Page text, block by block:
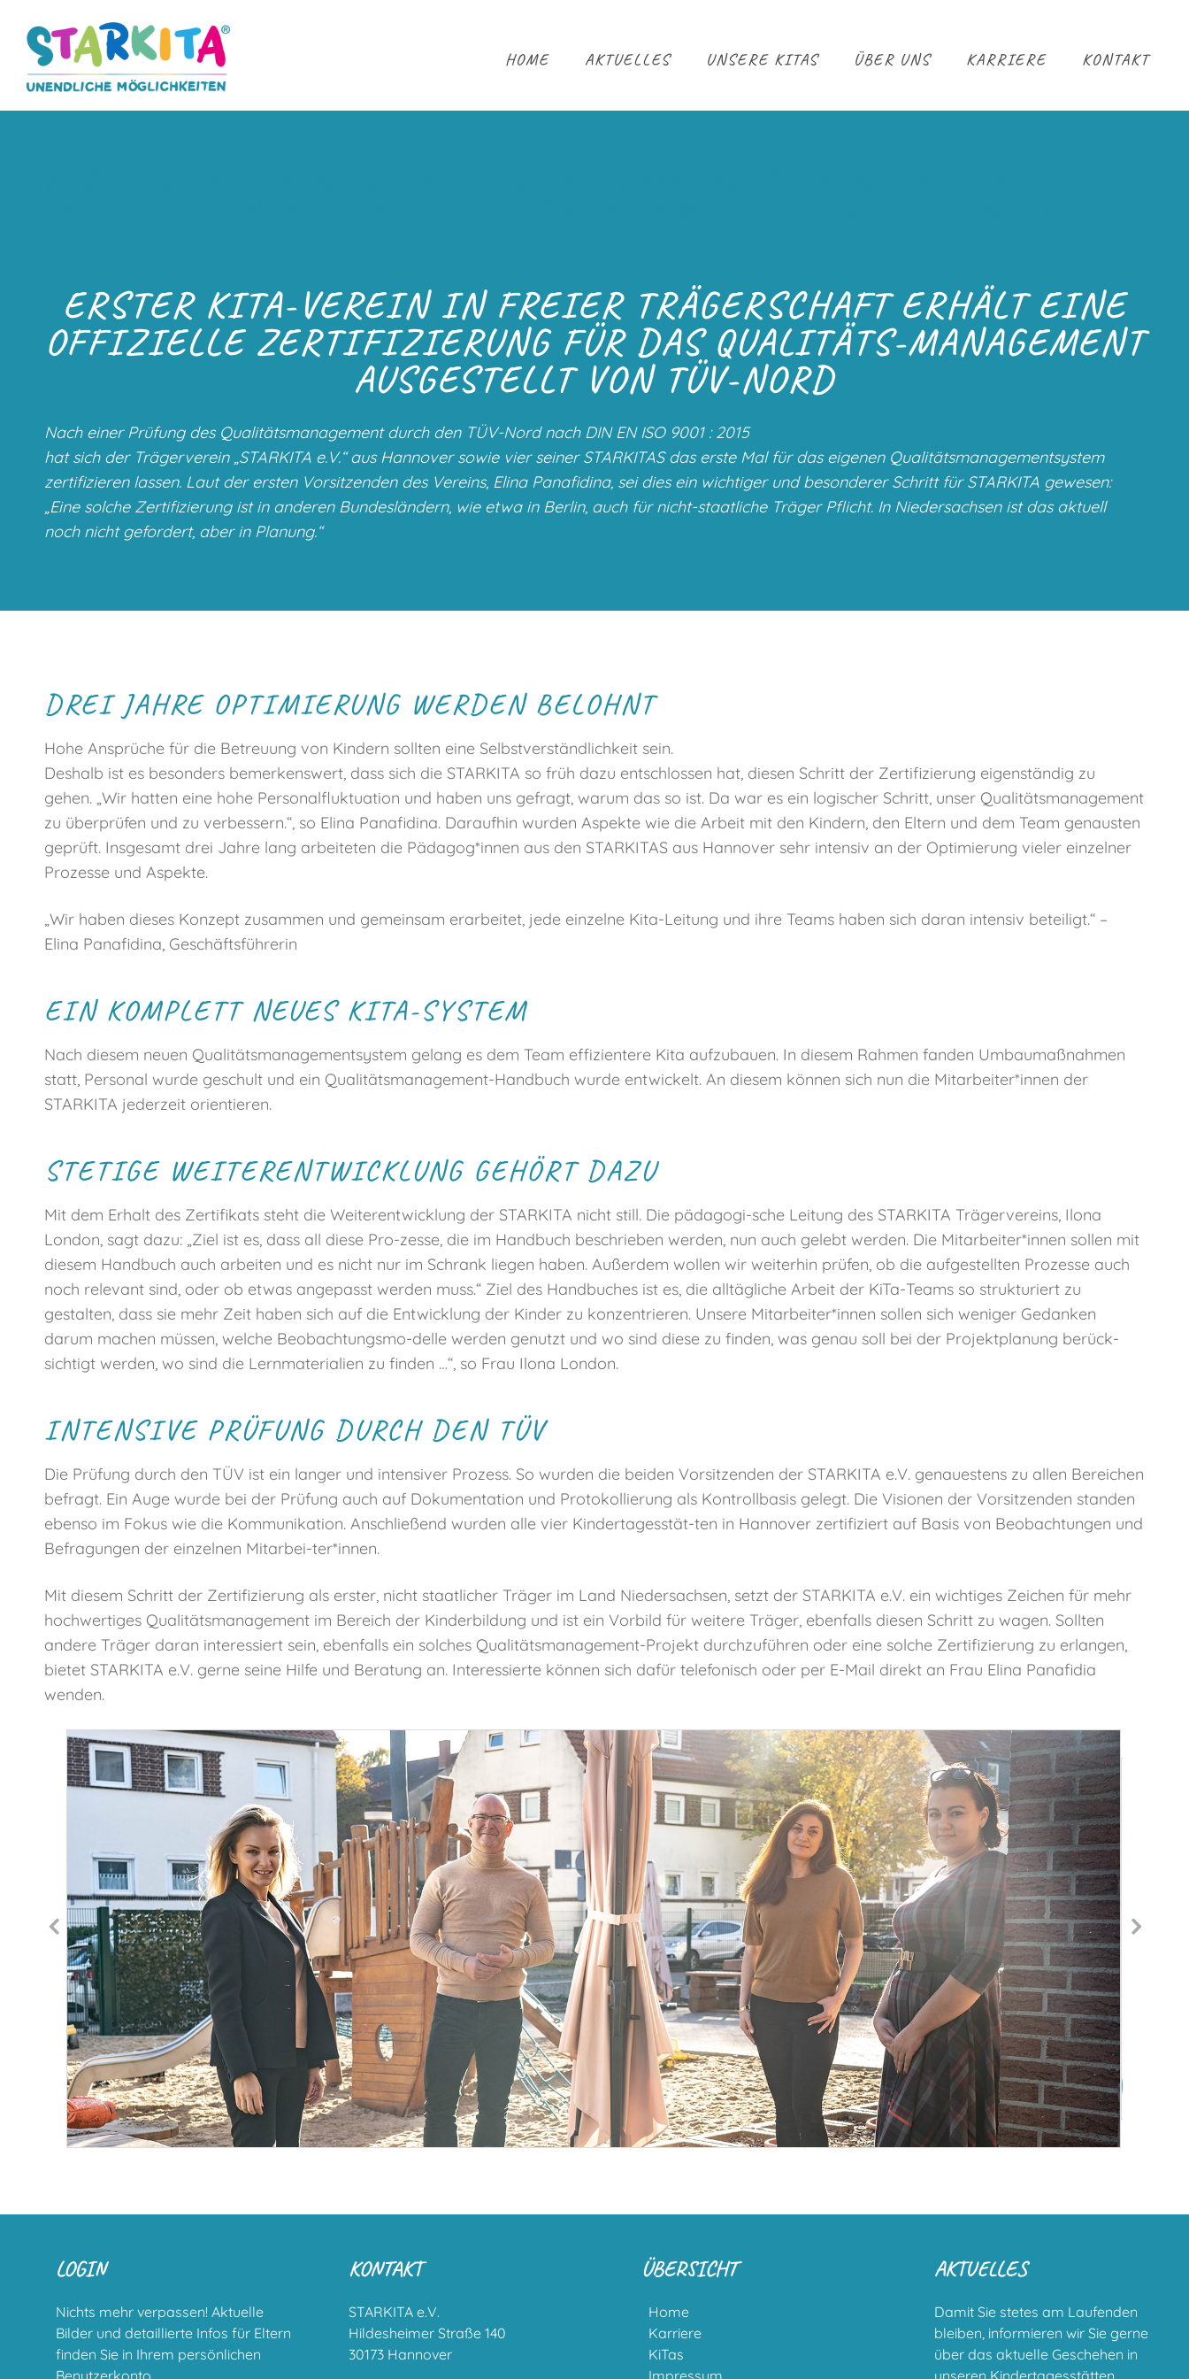
HOME AKTUELLES UNSERE KITAS ÜBER UNS KARRIERE KONTAKT
ERSTER KITA-VEREIN IN FREIER TRÄGERSCHAFT ERHÄLT EINE
OFFIZIELLE ZERTIFIZIERUNG FÜR DAS QUALITÄTS-MANAGEMENT
AUSGESTELLT VON TÜV-NORD
Nach einer Prüfung des Qualitätsmanagement durch den TÜV-Nord nach DIN EN ISO 9001 : 2015
hat sich der Trägerverein „STARKITA e.V.“ aus Hannover sowie vier seiner STARKITAS das erste Mal für das eigenen Qualitätsmanagementsystem
zertifizieren lassen. Laut der ersten Vorsitzenden des Vereins, Elina Panafidina, sei dies ein wichtiger und besonderer Schritt für STARKITA gewesen:
„Eine solche Zertifizierung ist in anderen Bundesländern, wie etwa in Berlin, auch für nicht-staatliche Träger Pflicht. In Niedersachsen ist das aktuell
noch nicht gefordert, aber in Planung.“
DREI JAHRE OPTIMIERUNG WERDEN BELOHNT
Hohe Ansprüche für die Betreuung von Kindern sollten eine Selbstverständlichkeit sein.
Deshalb ist es besonders bemerkenswert, dass sich die STARKITA so früh dazu entschlossen hat, diesen Schritt der Zertifizierung eigenständig zu
gehen. „Wir hatten eine hohe Personalfluktuation und haben uns gefragt, warum das so ist. Da war es ein logischer Schritt, unser Qualitätsmanagement
zu überprüfen und zu verbessern.“, so Elina Panafidina. Daraufhin wurden Aspekte wie die Arbeit mit den Kindern, den Eltern und dem Team genausten
geprüft. Insgesamt drei Jahre lang arbeiteten die Pädagog*innen aus den STARKITAS aus Hannover sehr intensiv an der Optimierung vieler einzelner
Prozesse und Aspekte.
„Wir haben dieses Konzept zusammen und gemeinsam erarbeitet, jede einzelne Kita-Leitung und ihre Teams haben sich daran intensiv beteiligt.“ –
Elina Panafidina, Geschäftsführerin
EIN KOMPLETT NEUES KITA-SYSTEM
Nach diesem neuen Qualitätsmanagementsystem gelang es dem Team effizientere Kita aufzubauen. In diesem Rahmen fanden Umbaumaßnahmen
statt, Personal wurde geschult und ein Qualitätsmanagement-Handbuch wurde entwickelt. An diesem können sich nun die Mitarbeiter*innen der
STARKITA jederzeit orientieren.
STETIGE WEITERENTWICKLUNG GEHÖRT DAZU
Mit dem Erhalt des Zertifikats steht die Weiterentwicklung der STARKITA nicht still. Die pädagogi-sche Leitung des STARKITA Trägervereins, Ilona
London, sagt dazu: „Ziel ist es, dass all diese Pro-zesse, die im Handbuch beschrieben werden, nun auch gelebt werden. Die Mitarbeiter*innen sollen mit
diesem Handbuch auch arbeiten und es nicht nur im Schrank liegen haben. Außerdem wollen wir weiterhin prüfen, ob die aufgestellten Prozesse auch
noch relevant sind, oder ob etwas angepasst werden muss.“ Ziel des Handbuches ist es, die alltägliche Arbeit der KiTa-Teams so strukturiert zu
gestalten, dass sie mehr Zeit haben sich auf die Entwicklung der Kinder zu konzentrieren. Unsere Mitarbeiter*innen sollen sich weniger Gedanken
darum machen müssen, welche Beobachtungsmo-delle werden genutzt und wo sind diese zu finden, was genau soll bei der Projektplanung berück-
sichtigt werden, wo sind die Lernmaterialien zu finden …“, so Frau Ilona London.
INTENSIVE PRÜFUNG DURCH DEN TÜV
Die Prüfung durch den TÜV ist ein langer und intensiver Prozess. So wurden die beiden Vorsitzenden der STARKITA e.V. genauestens zu allen Bereichen
befragt. Ein Auge wurde bei der Prüfung auch auf Dokumentation und Protokollierung als Kontrollbasis gelegt. Die Visionen der Vorsitzenden standen
ebenso im Fokus wie die Kommunikation. Anschließend wurden alle vier Kindertagesstät-ten in Hannover zertifiziert auf Basis von Beobachtungen und
Befragungen der einzelnen Mitarbei-ter*innen.
Mit diesem Schritt der Zertifizierung als erster, nicht staatlicher Träger im Land Niedersachsen, setzt der STARKITA e.V. ein wichtiges Zeichen für mehr
hochwertiges Qualitätsmanagement im Bereich der Kinderbildung und ist ein Vorbild für weitere Träger, ebenfalls diesen Schritt zu wagen. Sollten
andere Träger daran interessiert sein, ebenfalls ein solches Qualitätsmanagement-Projekt durchzuführen oder eine solche Zertifizierung zu erlangen,
bietet STARKITA e.V. gerne seine Hilfe und Beratung an. Interessierte können sich dafür telefonisch oder per E-Mail direkt an Frau Elina Panafidia
wenden.
LOGIN
Nichts mehr verpassen! Aktuelle
Bilder und detaillierte Infos für Eltern
finden Sie in Ihrem persönlichen
KONTAKT
STARKITA e.V.
Hildesheimer Straße 140
30173 Hannover
ÜBERSICHT
Home
Karriere
KiTas
AKTUELLES
Damit Sie stetes am Laufenden
bleiben, informieren wir Sie gerne
über das aktuelle Geschehen in